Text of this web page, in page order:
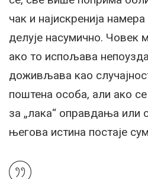
чак и најискренија
делује насумично. Човек
ако то испољава
доживљава као
поштена особа, али ако
за „лака“ оправдања или
његова истина постаје